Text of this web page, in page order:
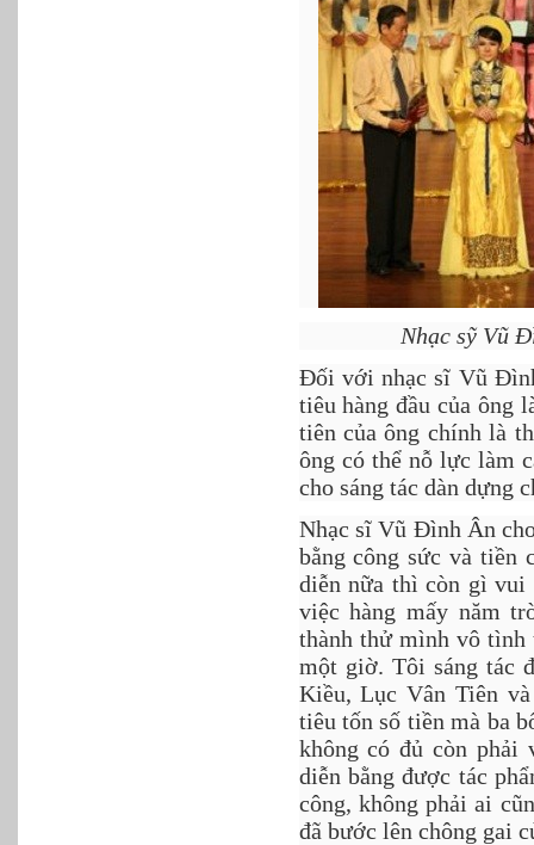
Nhạc sỹ Vũ
Đối với nhạc sĩ Vũ
tiêu hàng đầu của ông
tiên của ông chính là
ông có thể nỗ lực làm
cho sáng tác dàn dựng
Nhạc sĩ Vũ Đình Ân
bằng công sức và tiền
diễn nữa thì còn gì vui
việc hàng mấy năm
thành thử mình vô tình
một giờ. Tôi sáng tác
Kiều, Lục Vân Tiên
tiêu tốn số tiền mà ba
không có đủ còn phải
diễn bằng được tác
công, không phải ai
đã bước lên chông gai